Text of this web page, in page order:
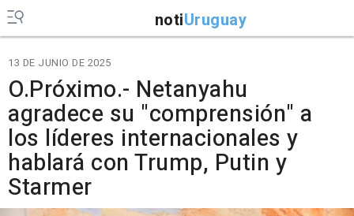
notiUruguay
13 DE JUNIO DE 2025
O.Próximo.- Netanyahu
agradece su "comprensión" a
los líderes internacionales y
hablará con Trump, Putin y
Starmer